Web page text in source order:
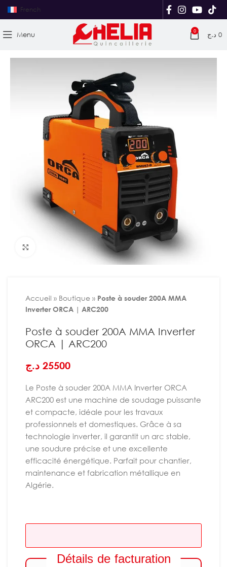
French
Menu 0 0 د.ج
Accueil » Boutique » Poste à souder 200A MMA
Inverter ORCA | ARC200
Poste à souder 200A MMA Inverter
ORCA | ARC200
25500 د.ج
Le Poste à souder 200A MMA Inverter ORCA
ARC200 est une machine de soudage puissante
et compacte, idéale pour les travaux
professionnels et domestiques. Grâce à sa
technologie inverter, il garantit un arc stable,
une soudure précise et une excellente
efficacité énergétique. Parfait pour chantier,
maintenance et fabrication métallique en
Algérie.
Détails de facturation